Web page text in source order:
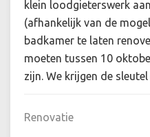
klein loodgieterswerk
(afhankelijk van de
badkamer te laten
moeten tussen 10
zijn. We krijgen de
Renovatie